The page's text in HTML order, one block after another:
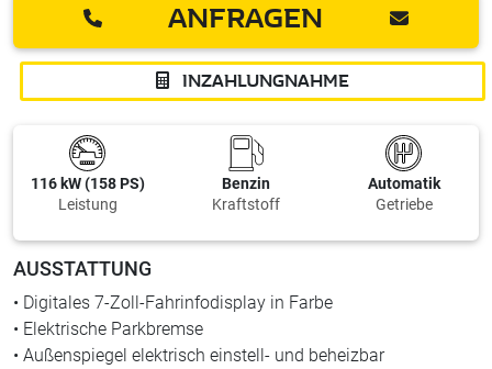
ANFRAGEN
INZAHLUNGNAHME
116 kW (158 PS)
Leistung
Benzin
Kraftstoff
Automatik
Getriebe
AUSSTATTUNG
• Digitales 7-Zoll-Fahrinfodisplay in Farbe
• Elektrische Parkbremse
• Außenspiegel elektrisch einstell- und beheizbar